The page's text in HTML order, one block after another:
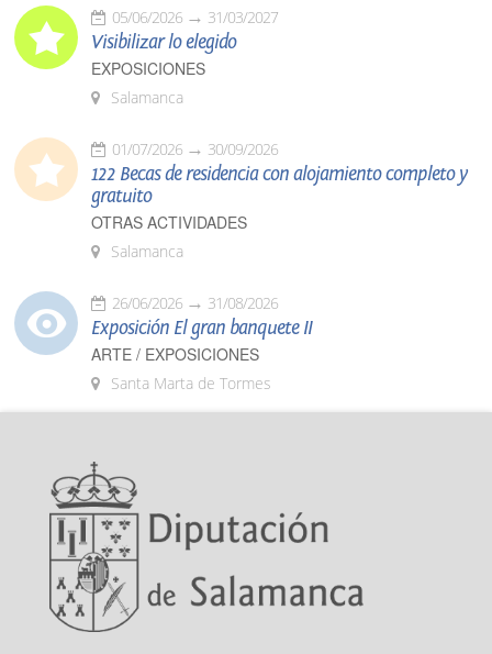
05/06/2026 31/03/2027
Visibilizar lo elegido
EXPOSICIONES
Salamanca
01/07/2026 30/09/2026
122 Becas de residencia con alojamiento completo y
gratuito
OTRAS ACTIVIDADES
Salamanca
26/06/2026 31/08/2026
Exposición El gran banquete II
ARTE / EXPOSICIONES
Santa Marta de Tormes